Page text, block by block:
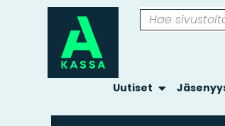
Uutiset